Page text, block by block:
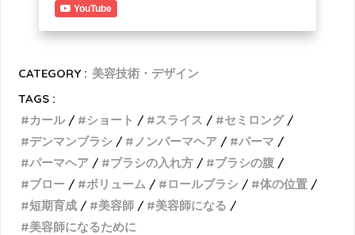
YouTube
CATEGORY : 美容技術・デザイン
TAGS :
カール
ショート スライス
セミロング
デンマンブラシ
ノンパーマヘア
パーマ
パーマヘア
ブラシの入れ方
ブラシの腹
ブロー
ボリューム ロールブラシ
体の位置
短期育成
美容師
美容師になる
美容師になるために